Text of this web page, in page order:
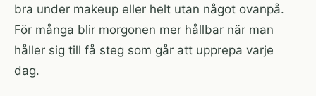
bra under makeup eller helt utan något ovanpå.
För många blir morgonen mer hållbar när man
håller sig till få steg som går att upprepa varje
dag.